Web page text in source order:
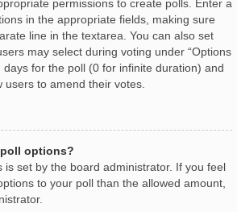
permissions to create polls. Enter a
in the appropriate fields, making sure
line in the textarea. You can also set
may select during voting under “Options
days for the poll (0 for infinite duration) and
users to amend their votes.
poll options?
is set by the board administrator. If you feel
to your poll than the allowed amount,